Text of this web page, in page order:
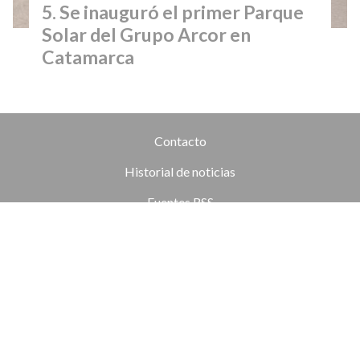
Se inauguró el primer Parque
Solar del Grupo Arcor en
Catamarca
Contacto
Historial de noticias
Fuentes RSS